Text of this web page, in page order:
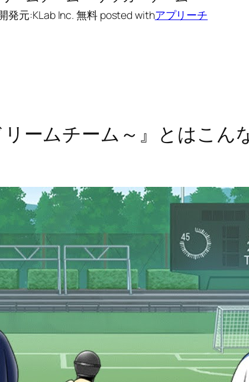
発元:KLab Inc. 無料 posted withアプリーチ
ームチーム～』とはこん